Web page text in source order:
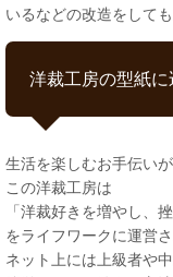
いるなどの改造をして
洋裁工房の型紙
生活を楽しむお手伝い
この洋裁工房は
「洋裁好きを増やし、
をライフワークに運営さ
ネット上には上級者や